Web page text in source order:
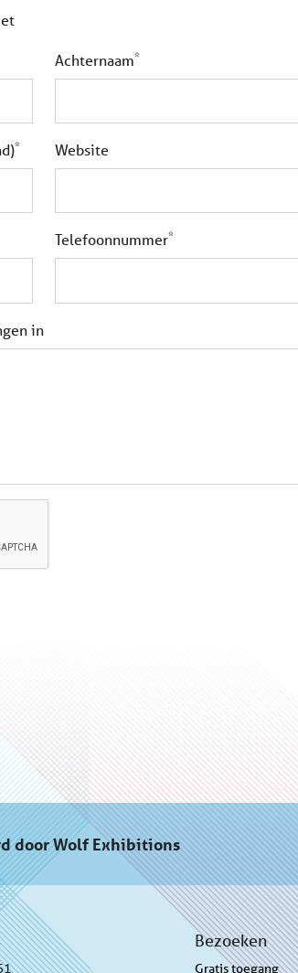
Achternaam*
* Website
Telefoonnummer*
in
door Wolf Exhibitions
Bezoeken
Gratis toegang